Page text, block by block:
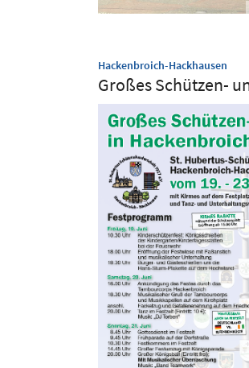
Hackenbroich-Hackhausen
Großes Schützen-